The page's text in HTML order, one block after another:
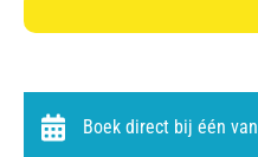
Boek direct bij één